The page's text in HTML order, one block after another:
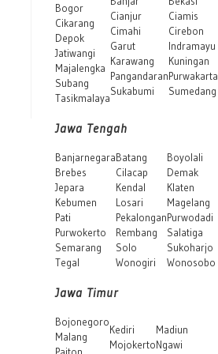
Bogor
Cikarang
Depok
Jatiwangi
Majalengka
Subang
Tasikmalaya
Cianjur
Cimahi
Garut
Karawang
Pangandaran
Sukabumi
Ciamis
Cirebon
Indramayu
Kuningan
Purwakarta
Sumedang
Jawa Tengah
Banjarnegara
Brebes
Jepara
Kebumen
Pati
Purwokerto
Semarang
Tegal
Batang
Cilacap
Kendal
Losari
Pekalongan
Rembang
Solo
Wonogiri
Boyolali
Demak
Klaten
Magelang
Purwodadi
Salatiga
Sukoharjo
Wonosobo
Jawa Timur
Bojonegoro
Malang
Kediri
Mojokerto
Madiun
Ngawi